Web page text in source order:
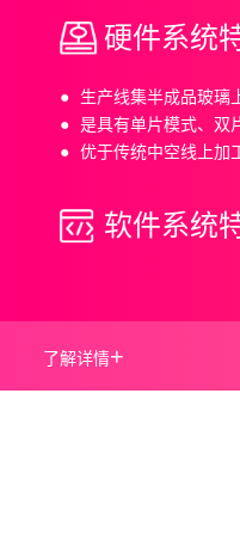
硬件系统
生产线集半成品玻璃
是具有单片模式、双
优于传统中空线上加
软件系统
了解详情+